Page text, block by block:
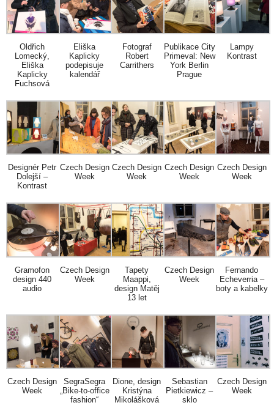
Oldřich
Lomecký,
Eliška
Kaplicky
Fuchsová
Eliška
Kaplicky
podepisuje
kalendář
Fotograf
Robert
Carrithers
Publikace City
Primeval: New
York Berlin
Prague
Lampy
Kontrast
Designér Petr
Dolejší –
Kontrast
Czech Design
Week
Czech Design
Week
Czech Design
Week
Czech Design
Week
Gramofon
design 440
audio
Czech Design
Week
Tapety
Maappi,
design Matěj
13 let
Czech Design
Week
Fernando
Echeverria –
boty a kabelky
Czech Design
Week
SegraSegra
„Bike-to-office
fashion“
Dione, design
Kristýna
Mikolášková
Sebastian
Pietkiewicz –
sklo
Czech Design
Week